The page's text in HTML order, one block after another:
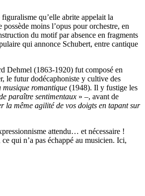
qu’elle abrite appelait la
possède moins l’opus pour orchestre, en
du motif par absence en fragments
qui annonce Schubert, entre cantique
Dehmel (1863-1920) fut composé en
le futur dodécaphoniste y cultive des
musique romantique (1948). Il y fustige les
paraître sentimentaux » –, avant de
la même agilité de vos doigts en tapant sur
attendu… et nécessaire !
qui n’a pas échappé au musicien. Ici,